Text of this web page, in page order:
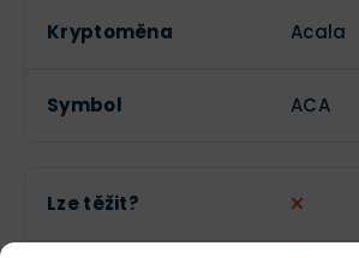
Kryptoměna Acala
Symbol ACA
Lze těžit?